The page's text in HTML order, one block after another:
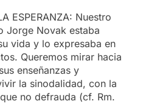
ESPERANZA: Nuestro
Jorge Novak estaba
vida y lo expresaba en
Queremos mirar hacia
enseñanzas y
la sinodalidad, con la
no defrauda (cf. Rm.